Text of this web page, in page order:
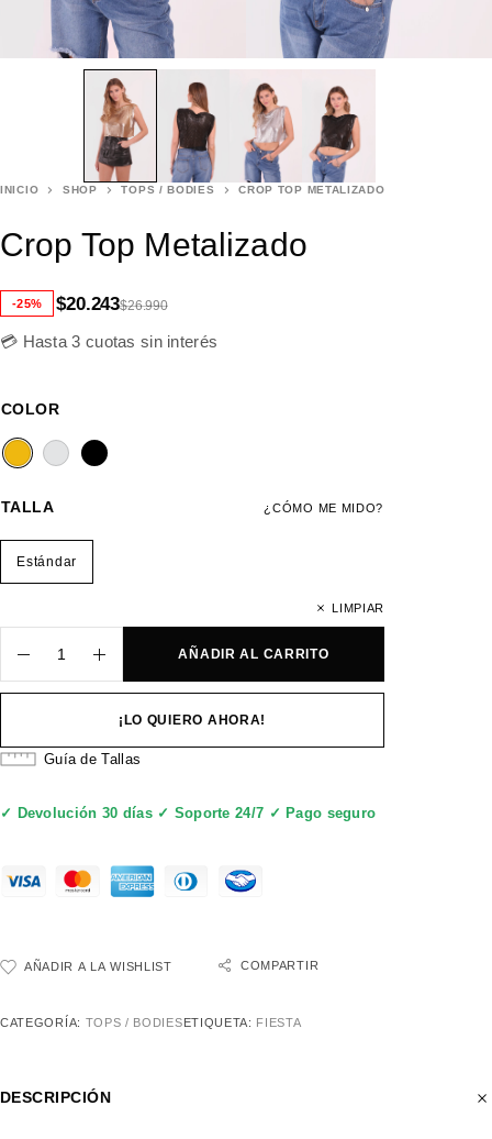
INICIO SHOP TOPS / BODIES CROP TOP METALIZADO
Crop Top Metalizado
-25% $26.990
$20.243
💳 Hasta 3 cuotas sin interés
COLOR
¿CÓMO ME MIDO?
TALLA
Estándar
LIMPIAR
AÑADIR AL CARRITO
¡LO QUIERO AHORA!
Guía de Tallas
✓ Devolución 30 días ✓ Soporte 24/7 ✓ Pago seguro
AÑADIR A LA WISHLIST COMPARTIR
CATEGORÍA: TOPS / BODIESETIQUETA: FIESTA
DESCRIPCIÓN